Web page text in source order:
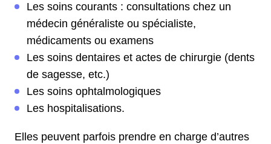
Les soins courants : consultations chez un
médecin généraliste ou spécialiste,
médicaments ou examens
Les soins dentaires et actes de chirurgie (dents
de sagesse, etc.)
Les soins ophtalmologiques
Les hospitalisations.
Elles peuvent parfois prendre en charge d’autres